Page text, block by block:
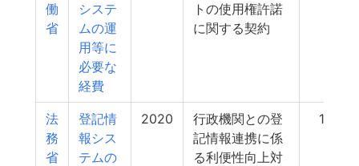
働
省
システ
ムの運
用等に
必要な
経費
トの使用権許諾
に関する契約
法
務
省
登記情
報シス
テムの
2020
行政機関との登
記情報連携に係
る利便性向上対
1,148